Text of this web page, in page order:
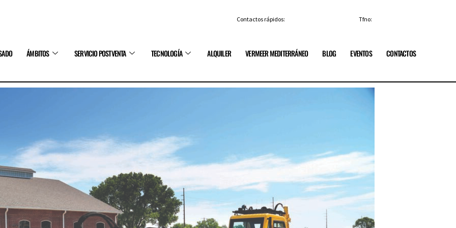
Contactos rápidos: Tfno:
ÁMBITOS SERVICIO POSTVENTA TECNOLOGÍA ALQUILER VERMEER MEDITERRÁNEO BLOG EVENTOS CONTACTOS